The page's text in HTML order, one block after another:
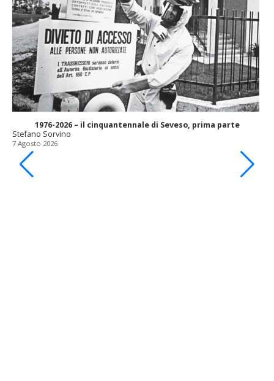
1976-2026 – il cinquantennale di Seveso, prima parte
Stefano Sorvino
7 Agosto 2026